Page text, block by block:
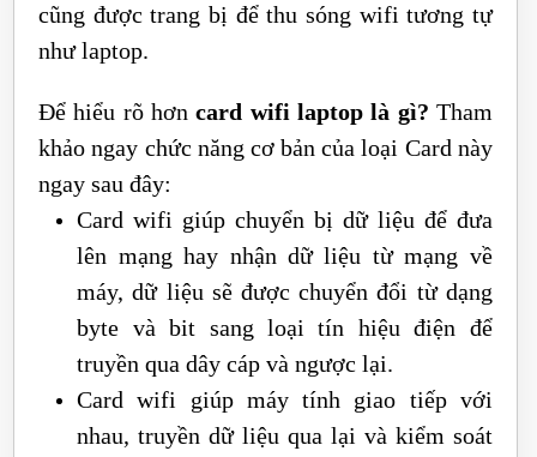
cũng được trang bị để thu sóng wifi tương tự
như laptop.
Để hiểu rõ hơncard wifi laptop là gì? Tham
khảo ngay chức năng cơ bản của loại Card này
ngay sau đây:
Card wifi giúp chuyển bị dữ liệu để đưa
lên mạng hay nhận dữ liệu từ mạng về
máy, dữ liệu sẽ được chuyển đổi từ dạng
byte và bit sang loại tín hiệu điện để
truyền qua dây cáp và ngược lại.
Card wifi giúp máy tính giao tiếp với
nhau, truyền dữ liệu qua lại và kiểm soát